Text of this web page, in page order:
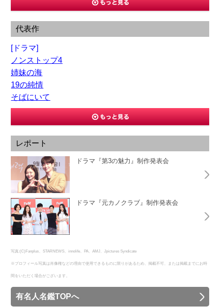
代表作
[ドラマ]
ノンストップ4
姉妹の海
19の純情
そばにいて
レポート
ドラマ『第3の魅力』制作発表会
ドラマ『元カノクラブ』制作発表会
写真:(C)Fanplus、STARNEWS、innolife、PA、AMJ、Jpictures Syndicate
※プロフィール写真は肖像権などの理由で使用できるものに限りがあるため、掲載不可、または掲載までにお時
間をいただく場合がございます。
有名人名鑑TOPへ